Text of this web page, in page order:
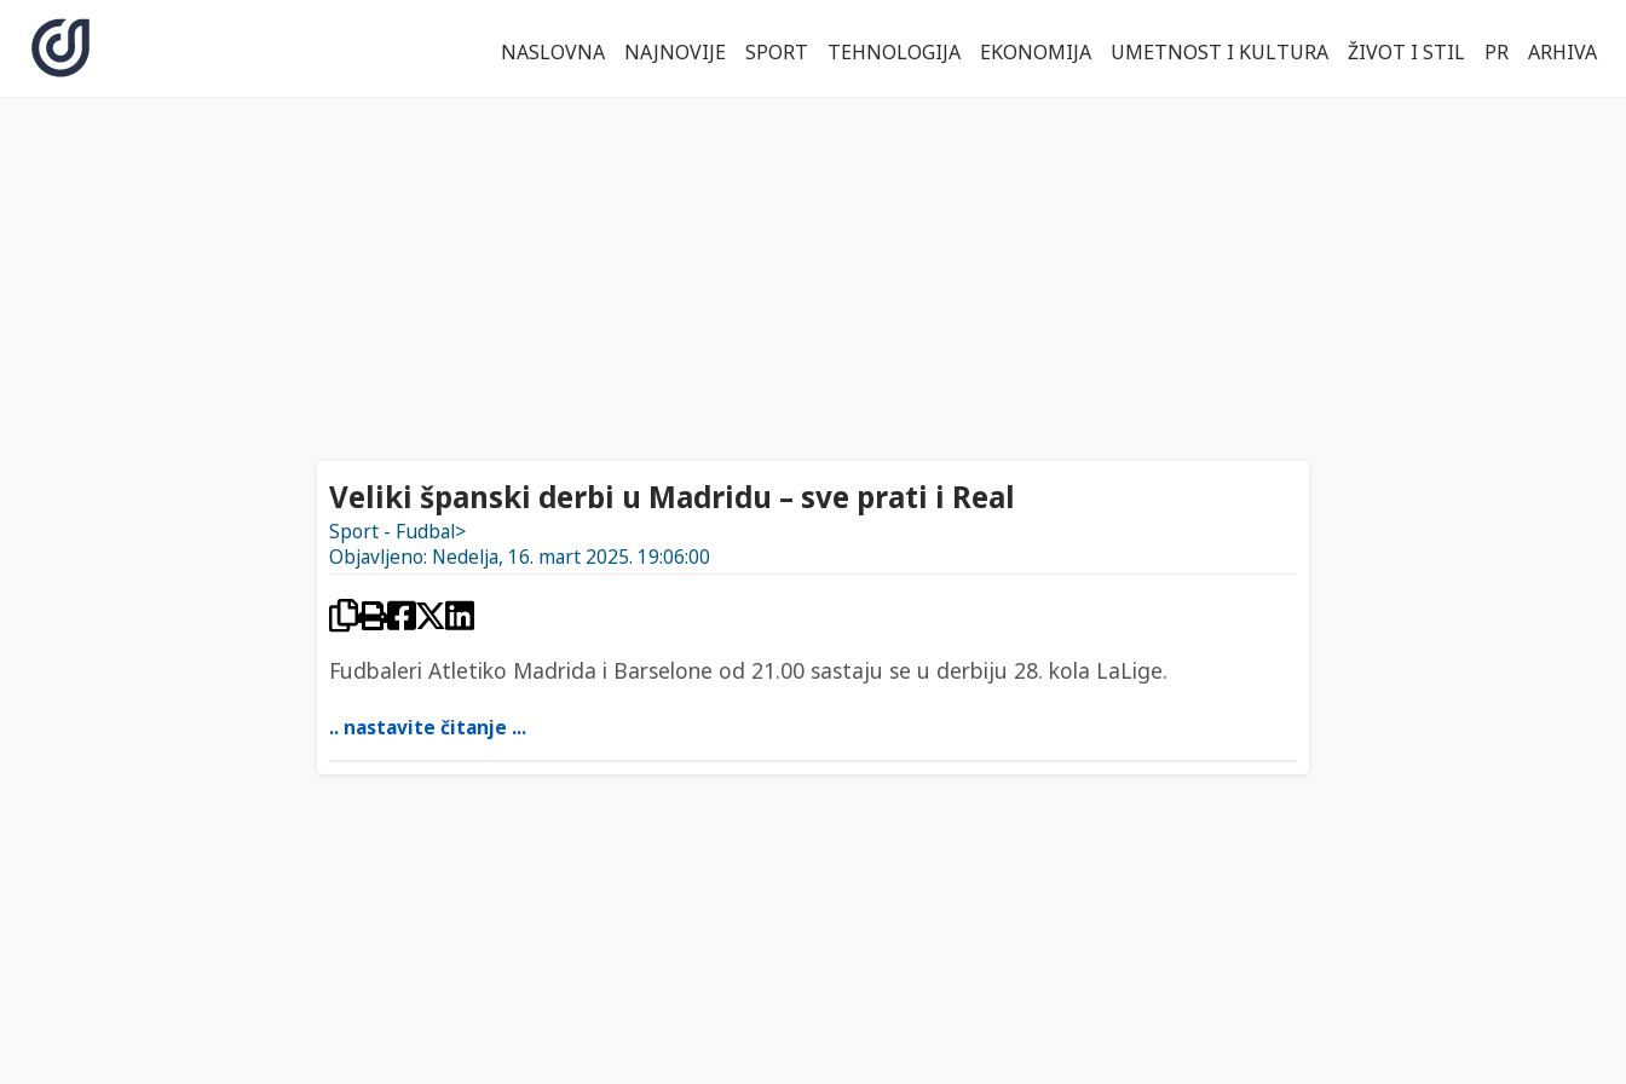
NASLOVNA NAJNOVIJE SPORT TEHNOLOGIJA EKONOMIJA UMETNOST I KULTURA ŽIVOT I STIL PR ARHIVA
Veliki španski derbi u Madridu – sve prati i Real
Sport - Fudbal>
Objavljeno: Nedelja, 16. mart 2025. 19:06:00
Fudbaleri Atletiko Madrida i Barselone od 21.00 sastaju se u derbiju 28. kola LaLige.
.. nastavite čitanje ...